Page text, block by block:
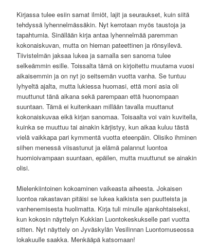
Kirjassa tulee esiin samat ilmiöt, lajit ja seuraukset, kuin siitä
tehdyssä lyhennelmässäkin. Nyt kerrotaan myös taustoja ja
tapahtumia. Sinällään kirja antaa lyhennelmää paremman
kokonaiskuvan, mutta on hieman pateettinen ja rönsyilevä.
Tiivistelmän jaksaa lukea ja samalla sen sanoma tulee
selkeämmin esille. Toissalta tämä on kirjoitettu muutama vuosi
aikaisemmin ja on nyt jo seitsemän vuotta vanha. Se tuntuu
lyhyeltä ajalta, mutta lukiessa huomasi, että moni asia oli
muuttunut tänä aikana sekä parempaan että huonompaan
suuntaan. Tämä ei kuitenkaan millään tavalla muuttanut
kokonaiskuvaa eikä kirjan sanomaa. Toisaalta voi vain kuvitella,
kuinka se muuttuu tai ainakin kärjistyy, kun aikaa kuluu tästä
vielä vaikkapa pari kymmentä vuotta eteenpäin. Olisiko ihminen
siihen menessä viisastunut ja elämä palannut luontoa
huomioivampaan suuntaan, epäilen, mutta muuttunut se ainakin
olisi.
Mielenkiintoinen kokoaminen vaikeasta aiheesta. Jokaisen
luontoa rakastavan pitäisi se lukea kaikista sen puutteista ja
vanhenemisesta huolimatta. Kirja tuli minulle ajankohtaiseksi,
kun kokosin näyttelyn Kukkian Luontokeskukselle pari vuotta
sitten. Nyt näyttely on Jyväskylän Vesilinnan Luontomuseossa
lokakuulle saakka. Menkääpä katsomaan!